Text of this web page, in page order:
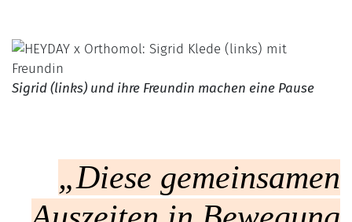
Sigrid (links) und ihre Freundin machen eine Pause
„Diese gemeinsamen